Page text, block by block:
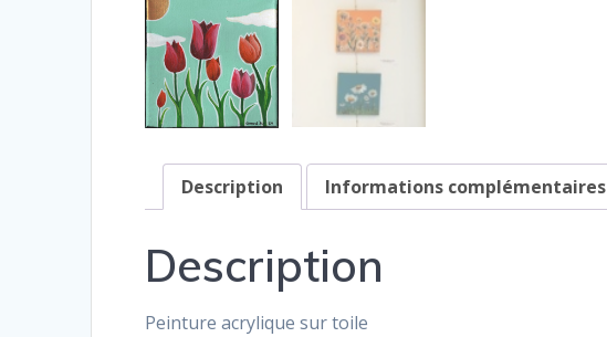
Description Informations complémentaires
Description
Peinture acrylique sur toile